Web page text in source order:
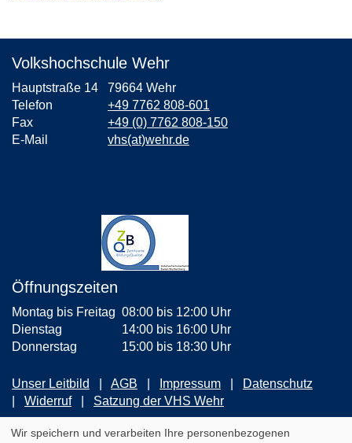
Volkshochschule Wehr
Hauptstraße 14 79664 Wehr
Telefon
+49 7762 808-601
Fax
+49 (0) 7762 808-150
E-Mail
vhs(at)wehr.de
Öffnungszeiten
Montag bis Freitag 08:00 bis 12:00 Uhr
Dienstag
14:00 bis 16:00 Uhr
Donnerstag
15:00 bis 18:30 Uhr
Unser Leitbild AGB Impressum
Datenschutz
Widerruf
Satzung der VHS Wehr
ZUM NEWSLETTER ANMELDEN
Wir speichern und verarbeiten Ihre personenbezogenen